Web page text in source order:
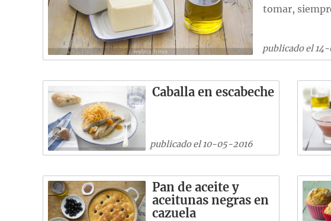
tomar,
publicado el
Caballa en escabeche
publicado el 10-05-2016
Pan de aceite y
aceitunas negras en
cazuela